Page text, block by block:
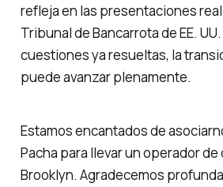
refleja en las presentaciones
Tribunal de Bancarrota de EE.
cuestiones ya resueltas, la
puede avanzar plenamente.
Estamos encantados de
Pacha para llevar un operador de
Brooklyn. Agradecemos